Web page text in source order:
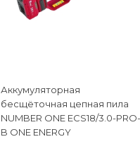
Аккумуляторная
бесщёточная цепная пила
NUMBER ONE ECS18/3.0-PRO-
B ONE ENERGY